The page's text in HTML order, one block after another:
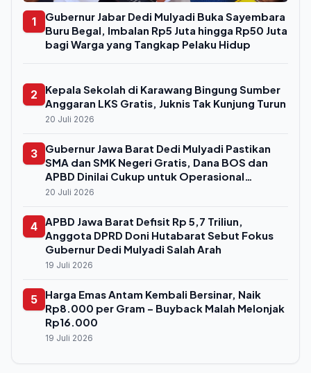
1
Gubernur Jabar Dedi Mulyadi Buka Sayembara
Buru Begal, Imbalan Rp5 Juta hingga Rp50 Juta
bagi Warga yang Tangkap Pelaku Hidup
2
Kepala Sekolah di Karawang Bingung Sumber
Anggaran LKS Gratis, Juknis Tak Kunjung Turun
20 Juli 2026
3
Gubernur Jawa Barat Dedi Mulyadi Pastikan
SMA dan SMK Negeri Gratis, Dana BOS dan
APBD Dinilai Cukup untuk Operasional
Sekolah
20 Juli 2026
4 APBD Jawa Barat Defisit Rp 5,7 Triliun,
Anggota DPRD Doni Hutabarat Sebut Fokus
Gubernur Dedi Mulyadi Salah Arah
19 Juli 2026
5
Harga Emas Antam Kembali Bersinar, Naik
Rp8.000 per Gram – Buyback Malah Melonjak
Rp16.000
19 Juli 2026